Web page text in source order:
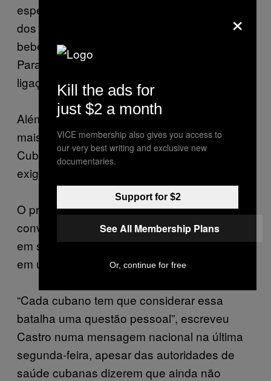
especialistas do Center for Disease Control
dos EUA para estudar mulheres grávidas e
bebês com microcefalia no estado da
Paraíba para entender completamente a
ligação entre as duas coisas.
Além do Brasil, o país que lançou a resposta
mais vigorosa ao zika provavelmente foi
Cuba, onde o estado têm mais poder para
exigir a cooperação da população.
O presidente Raúl Castro soa mais
convincente na retórica de guerra que usou
em seu anúncio, mobilizando 9 mil soldados
em uma grande operação para fumigar a ilha.
“Cada cubano tem que considerar essa
batalha uma questão pessoal”, escreveu
Castro numa mensagem nacional na última
segunda-feira, apesar das autoridades de
saúde cubanas dizerem que ainda não
×
Kill the ads for
just $2 a month
VICE membership also gives you access to
our very best writing and exclusive new
documentaries.
Support for $2
See All Membership Plans
Or, continue for free